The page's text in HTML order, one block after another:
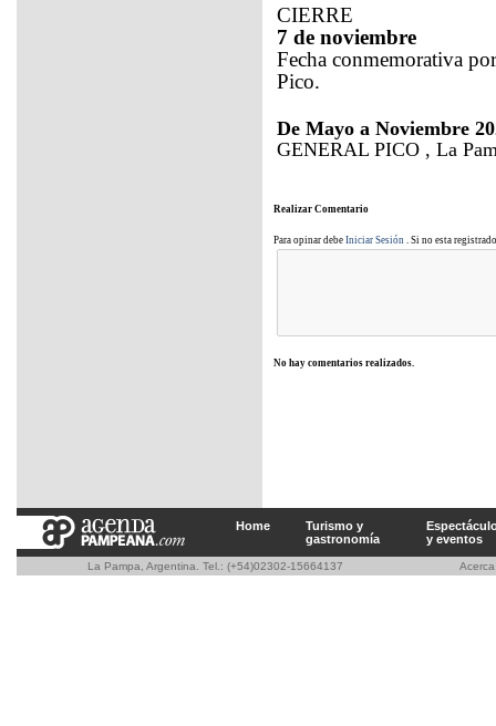
CIERRE
7 de noviembre
Fecha conmemorativa
Pico.
De Mayo a Noviembre
GENERAL PICO , La
Realizar Comentario
Para opinar debe Iniciar Sesión . Si no esta
No hay comentarios realizados.
Home
Turismo y
gastronomía
y eventos
La Pampa, Argentina. Tel.: (+54)02302-15664137